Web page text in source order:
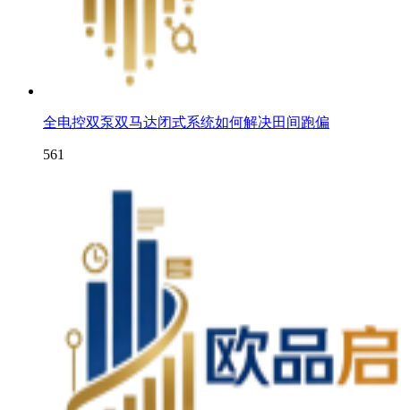
全电控双泵双马达闭式系统如何解决田间跑偏
561